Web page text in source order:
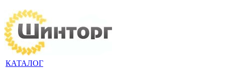
КАТАЛОГ